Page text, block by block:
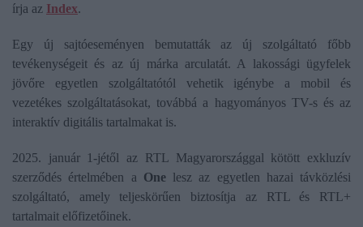
írja az Index.
Egy új sajtóeseményen bemutatták az új szolgáltató főbb
tevékenységeit és az új márka arculatát. A lakossági ügyfelek
jövőre egyetlen szolgáltatótól vehetik igénybe a mobil és
vezetékes szolgáltatásokat, továbbá a hagyományos TV-s és az
interaktív digitális tartalmakat is.
2025. január 1-jétől az RTL Magyarországgal kötött exkluzív
szerződés értelmében a One lesz az egyetlen hazai távközlési
szolgáltató, amely teljeskörűen biztosítja az RTL és RTL+
tartalmait előfizetőinek.